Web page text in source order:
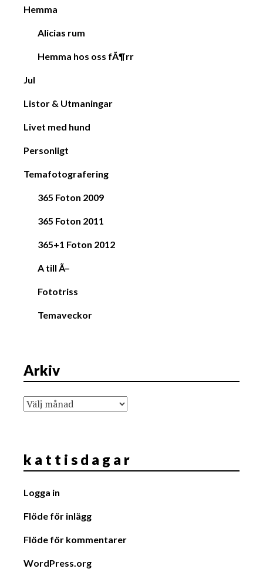
Hemma
Alicias rum
Hemma hos oss fÃ¶rr
Jul
Listor & Utmaningar
Livet med hund
Personligt
Temafotografering
365 Foton 2009
365 Foton 2011
365+1 Foton 2012
A till Ã–
Fototriss
Temaveckor
Arkiv
Arkiv
k a t t i s d a g a r
Logga in
Flöde för inlägg
Flöde för kommentarer
WordPress.org